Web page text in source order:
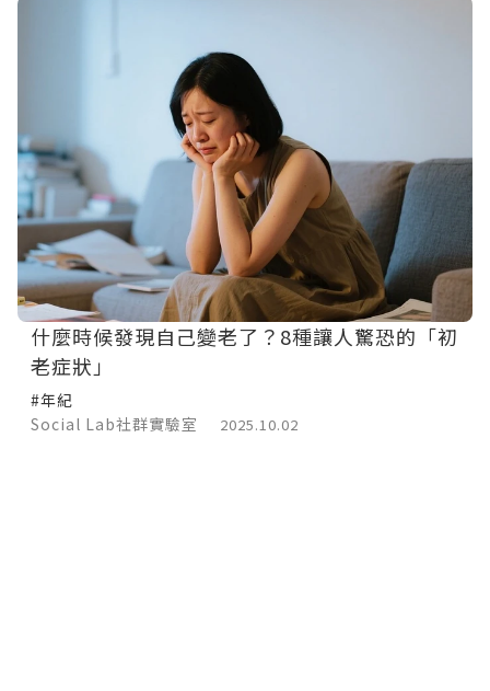
什麼時候發現自己變老了？8種讓人驚恐的「初
老症狀」
#年紀
Social Lab社群實驗室
2025.10.02